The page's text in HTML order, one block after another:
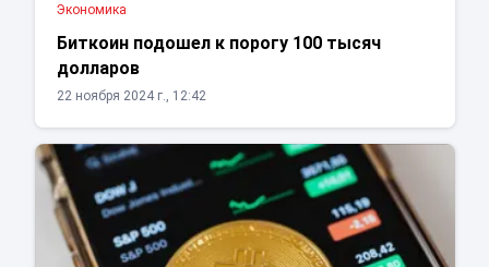
Экономика
Биткоин подошел к порогу 100 тысяч
долларов
22 ноября 2024 г., 12:42